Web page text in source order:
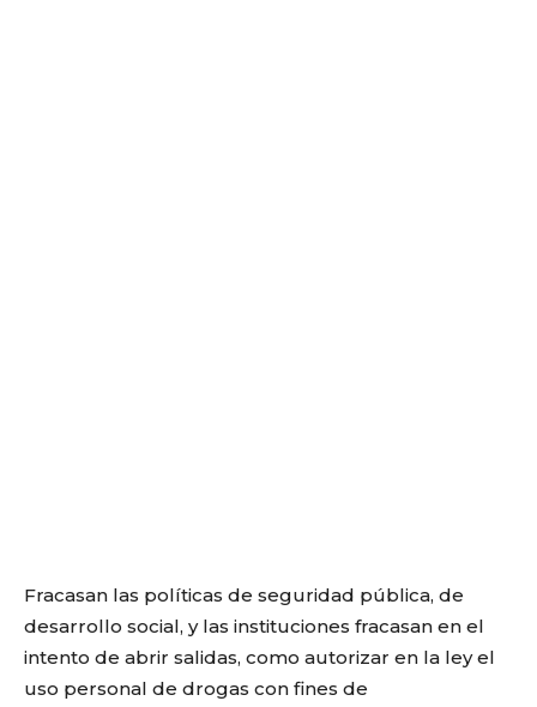
Fracasan las políticas de seguridad pública, de
desarrollo social, y las instituciones fracasan en el
intento de abrir salidas, como autorizar en la ley el
uso personal de drogas con fines de